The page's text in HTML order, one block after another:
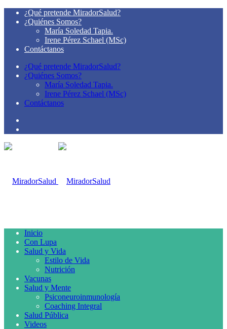
¿Qué pretende MiradorSalud?
¿Quiénes Somos?
María Soledad Tapia.
Irene Pérez Schael (MSc)
Contáctanos
¿Qué pretende MiradorSalud?
¿Quiénes Somos?
María Soledad Tapia.
Irene Pérez Schael (MSc)
Contáctanos
Inicio
Con Lupa
Salud y Vida
Estilo de Vida
Nutrición
Vacunas
Salud y Mente
Psiconeuroinmunología
Coaching Integral
Salud Pública
Videos